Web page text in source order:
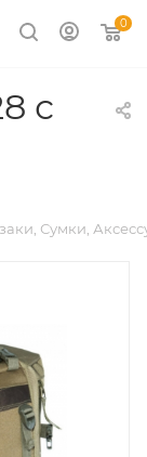
0
с
Сумки,